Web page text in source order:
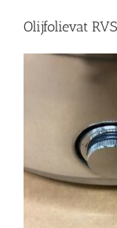
Olijfolievat